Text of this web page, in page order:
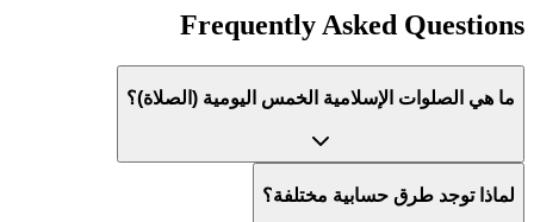
Frequently Asked Questions
ما هي الصلوات الإسلامية الخمس اليومية (الصلاة)؟
لماذا توجد طرق حسابية مختلفة؟